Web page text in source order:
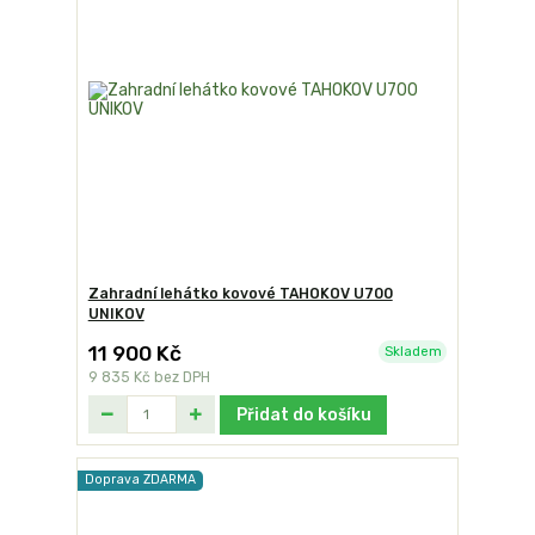
Zahradní lehátko kovové TAHOKOV U700
UNIKOV
11 900 Kč
9 835 Kč bez DPH
Skladem
Přidat do košíku
Doprava ZDARMA